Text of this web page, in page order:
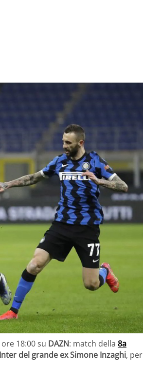
18:00 su DAZN: match della 8a
del grande ex Simone Inzaghi, per